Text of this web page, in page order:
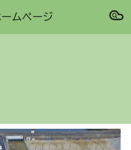
Skip to navigation
ムページ